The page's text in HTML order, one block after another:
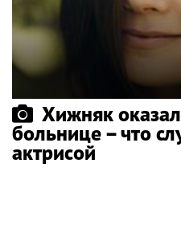
Хижняк
больнице – что
актрисой